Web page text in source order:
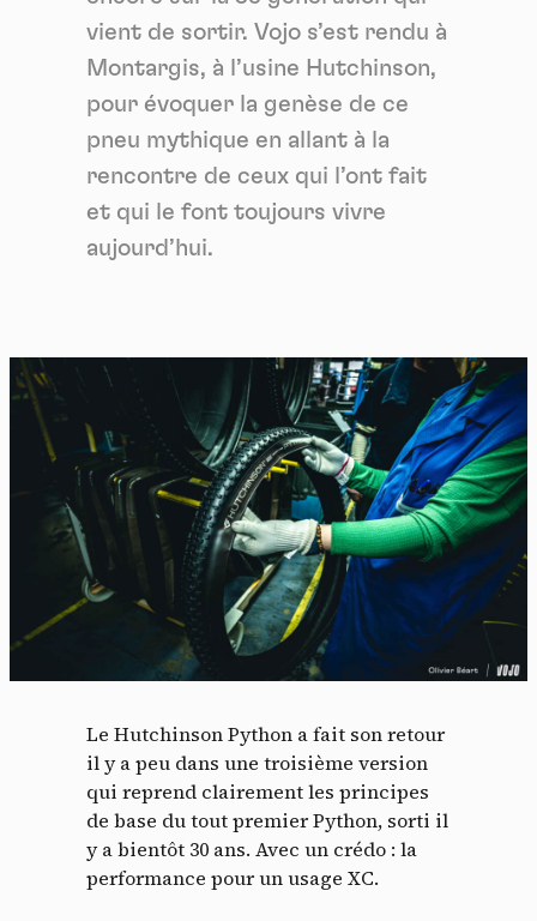
vient de sortir. Vojo s’est rendu à
Montargis, à l’usine Hutchinson,
pour évoquer la genèse de ce
pneu mythique en allant à la
rencontre de ceux qui l’ont fait
et qui le font toujours vivre
aujourd’hui.
Le Hutchinson Python a fait son retour
il y a peu dans une troisième version
qui reprend clairement les principes
de base du tout premier Python, sorti il
y a bientôt 30 ans. Avec un crédo : la
performance pour un usage XC.